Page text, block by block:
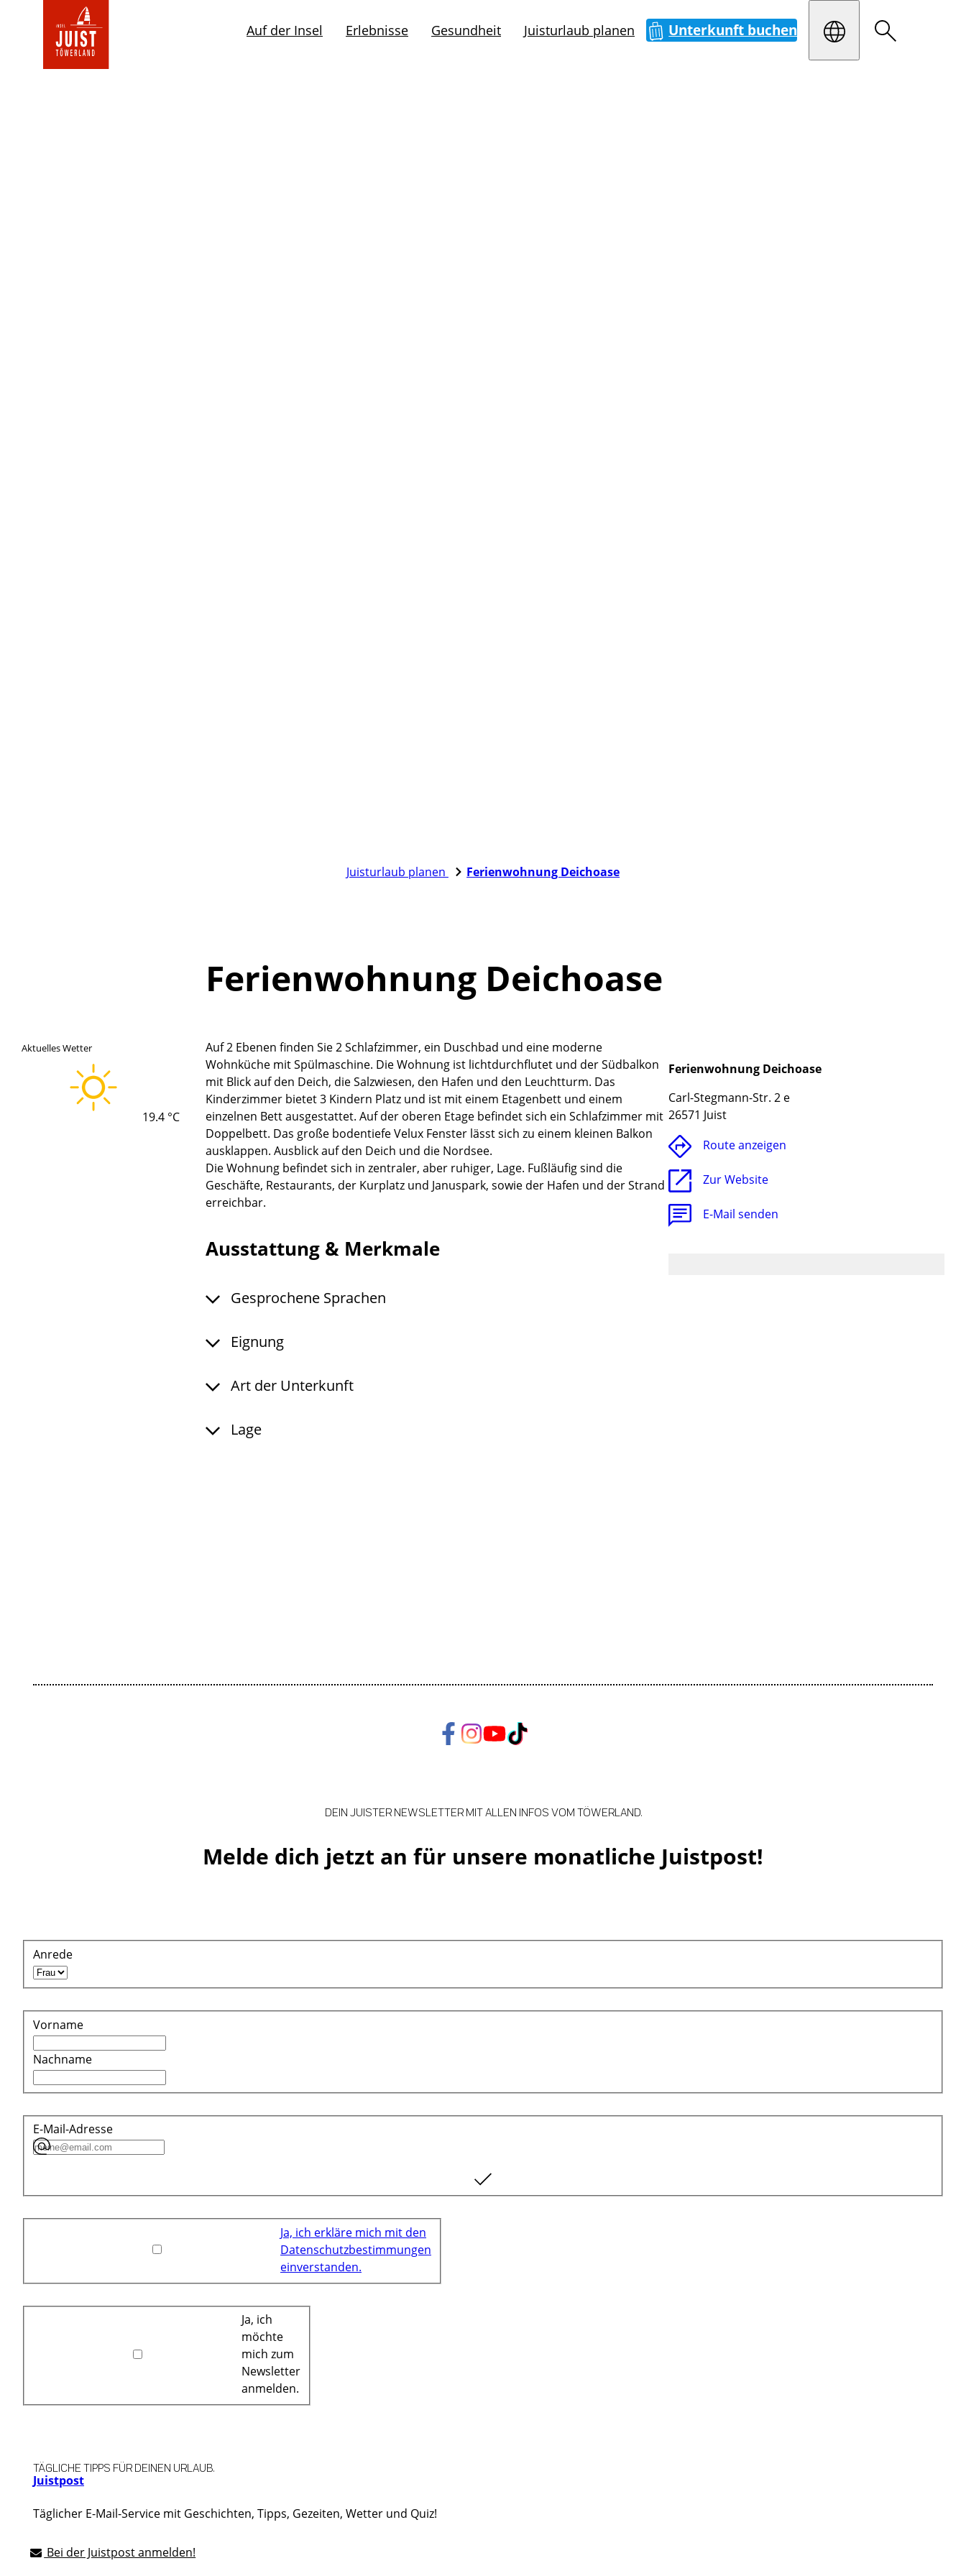
Startseite
Auf der Insel Erlebnisse Gesundheit Juisturlaub planen Unterkunft buchen
Juisturlaub planen Ferienwohnung Deichoase
Ferienwohnung Deichoase
Aktuelles Wetter
19.4 °C
Auf 2 Ebenen finden Sie 2 Schlafzimmer, ein Duschbad und eine moderne
Wohnküche mit Spülmaschine. Die Wohnung ist lichtdurchflutet und der Südbalkon
mit Blick auf den Deich, die Salzwiesen, den Hafen und den Leuchtturm. Das
Kinderzimmer bietet 3 Kindern Platz und ist mit einem Etagenbett und einem
einzelnen Bett ausgestattet. Auf der oberen Etage befindet sich ein Schlafzimmer mit
Doppelbett. Das große bodentiefe Velux Fenster lässt sich zu einem kleinen Balkon
ausklappen. Ausblick auf den Deich und die Nordsee.
Die Wohnung befindet sich in zentraler, aber ruhiger, Lage. Fußläufig sind die
Geschäfte, Restaurants, der Kurplatz und Januspark, sowie der Hafen und der Strand
erreichbar.
Ausstattung & Merkmale
Gesprochene Sprachen
Eignung
Art der Unterkunft
Lage
Ferienwohnung Deichoase
Carl-Stegmann-Str. 2 e
26571 Juist
Route anzeigen
Zur Website
E-Mail senden
Melde dich jetzt an für unsere monatliche Juistpost!
DEIN JUISTER NEWSLETTER MIT ALLEN INFOS VOM TÖWERLAND.
Anrede
Vorname
Nachname
E-Mail-Adresse
Ja, ich erkläre mich mit den
Datenschutzbestimmungen
einverstanden.
Ja, ich
möchte
mich zum
Newsletter
anmelden.
Juistpost
TÄGLICHE TIPPS FÜR DEINEN URLAUB.
Täglicher E-Mail-Service mit Geschichten, Tipps, Gezeiten, Wetter und Quiz!
Bei der Juistpost anmelden!